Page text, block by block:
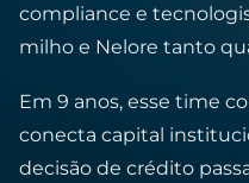
compliance e
milho e Nelore tanto
Em 9 anos, esse time
conecta capital
decisão de crédito